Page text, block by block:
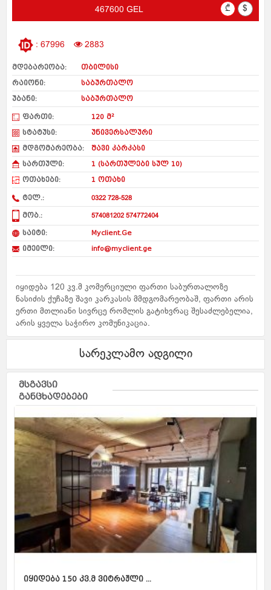
467600 GEL ₾ $
: 67996 2883
მდებარეობა:
თბილისი
რაიონი:
საბურთალო
უბანი:
საბურთალო
ფართი:
120 მ²
სტატუსი:
უნივერსალური
მდგომარეობა:
შავი კარკასი
სართული:
1 (სართულები სულ 10)
ოთახები:
1 ოთახი
ტელ.: 0322 728-528
მობ.: 574081202 574772404
საიტი:
Myclient.Ge
იმეილი:
info@myclient.ge
იყიდება 120 კვ.მ კომერციული ფართი საბურთალოზე
ნასიძის ქუჩაზე შავი კარკასის მმდგომარეობაშ, ფართი არის
ერთი მთლიანი სივრცე რომლის გატიხვრაც შესაძლებელია,
არის ყველა საჭირო კომუნიკაცია.
სარეკლამო ადგილი
მსგავსი
განცხადებები
იყიდება 150 კვ.მ ვიტრაჟლი ...